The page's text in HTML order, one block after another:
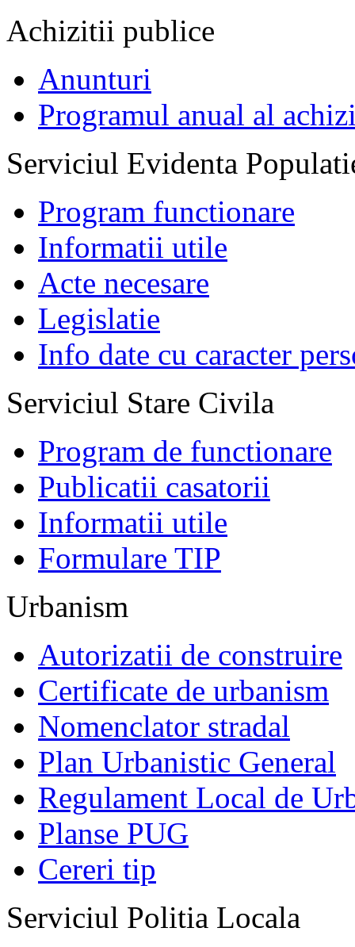
Achizitii publice
Anunturi
Programul anual al
Serviciul Evidenta
Program functionare
Informatii utile
Acte necesare
Legislatie
Info date cu caracter
Serviciul Stare Civila
Program de functionare
Publicatii casatorii
Informatii utile
Formulare TIP
Urbanism
Autorizatii de construire
Certificate de urbanism
Nomenclator stradal
Plan Urbanistic General
Regulament Local de
Planse PUG
Cereri tip
Serviciul Politia Locala